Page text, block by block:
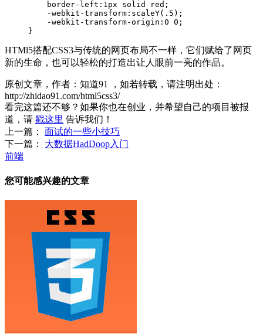
    border-left:1px solid red;
    -webkit-transform:scaleY(.5);
    -webkit-transform-origin:0 0;
HTMl5搭配CSS3与传统的网页布局不一样，它们赋给了网页
新的生命，也可以轻松的打造出让人眼前一亮的作品。
原创文章，作者：知道91
，如若转载，请注明出处：
http://zhidao91.com/html5css3/
看完这篇还不够？如果你也在创业，并希望自己的项目被报
道，请 戳这里 告诉我们！
上一篇：
面试的一些小技巧
下一篇：
大数据HadDoop入门
前端
您可能感兴趣的文章